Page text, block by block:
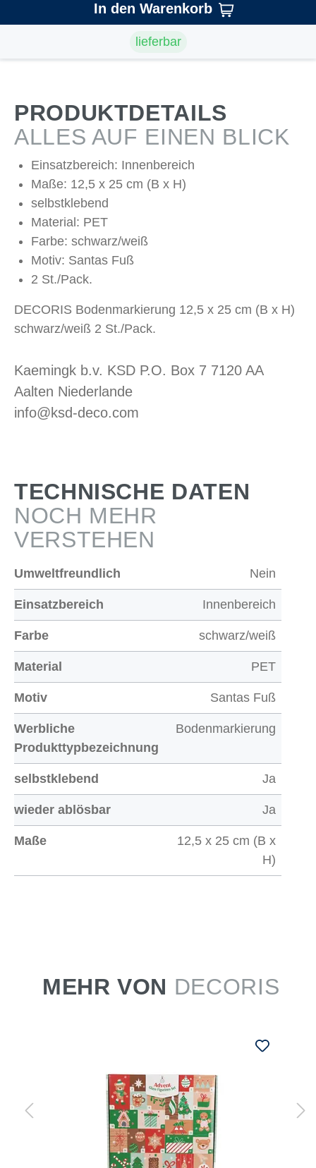
In den Warenkorb
lieferbar
PRODUKTDETAILS
ALLES AUF EINEN BLICK
Einsatzbereich: Innenbereich
Maße: 12,5 x 25 cm (B x H)
selbstklebend
Material: PET
Farbe: schwarz/weiß
Motiv: Santas Fuß
2 St./Pack.
DECORIS Bodenmarkierung 12,5 x 25 cm (B x H)
schwarz/weiß 2 St./Pack.
Kaemingk b.v. KSD P.O. Box 7 7120 AA
Aalten Niederlande
info@ksd-deco.com
TECHNISCHE DATEN
NOCH MEHR
VERSTEHEN
Umweltfreundlich Nein
Einsatzbereich Innenbereich
Farbe schwarz/weiß
Material PET
Motiv Santas Fuß
Werbliche
Produkttypbezeichnung
Bodenmarkierung
selbstklebend Ja
wieder ablösbar Ja
Maße
12,5 x 25 cm (B x
H)
MEHR VON DECORIS